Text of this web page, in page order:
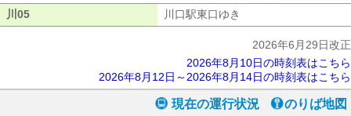
川05 川口駅東口ゆき
2026年6月29日改正
2026年8月10日の時刻表はこちら
2026年8月12日～2026年8月14日の時刻表はこちら
現在の運行状況 のりば地図